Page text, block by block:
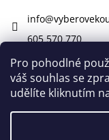
Pro pohodlné
váš souhlas se
udělíte kliknutím
info@
605 570 770
https://